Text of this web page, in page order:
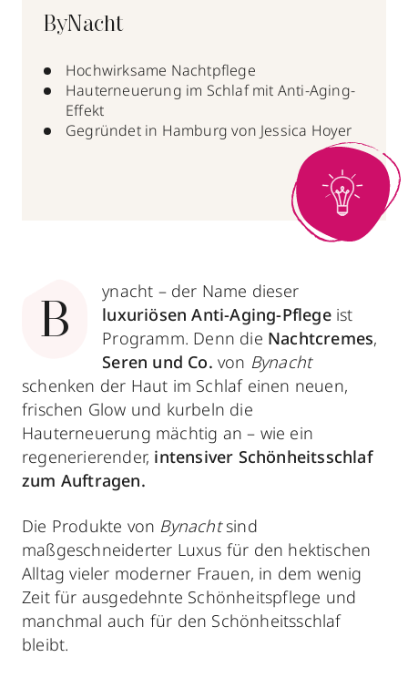
ByNacht
Hochwirksame Nachtpflege
Hauterneuerung im Schlaf mit Anti-Aging-
Effekt
Gegründet in Hamburg von Jessica Hoyer
B
ynacht – der Name dieser
luxuriösen Anti-Aging-Pflegeist
Programm. Denn die Nachtcremes,
Seren und Co. von Bynacht
schenken der Haut im Schlaf einen neuen,
frischen Glow und kurbeln die
Hauterneuerung mächtig an – wie ein
regenerierender, intensiver Schönheitsschlaf
zum Auftragen.
Die Produkte von Bynachtsind
maßgeschneiderter Luxus für den hektischen
Alltag vieler moderner Frauen, in dem wenig
Zeit für ausgedehnte Schönheitspflege und
manchmal auch für den Schönheitsschlaf
bleibt.